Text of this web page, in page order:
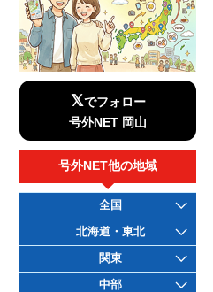
𝕏でフォロー
号外NET 岡山
号外NET他の地域
全国
北海道・東北
関東
中部